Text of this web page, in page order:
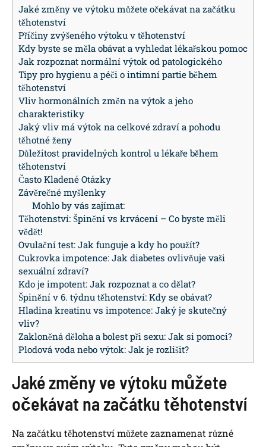
Jaké změny ve výtoku můžete očekávat na začátku
těhotenství
Příčiny zvýšeného výtoku v těhotenství
Kdy byste se měla obávat a vyhledat lékařskou pomoc
Jak rozpoznat normální výtok od patologického
Tipy pro hygienu a péči o intimní partie během
těhotenství
Vliv hormonálních změn na výtok a jeho
charakteristiky
Jaký vliv má výtok na celkové zdraví a pohodu
těhotné ženy
Důležitost pravidelných kontrol u lékaře během
těhotenství
Často Kladené Otázky
Závěrečné myšlenky
Mohlo by vás zajímat:
Těhotenství: Špinění vs krvácení – Co byste měli
vědět!
Ovulační test: Jak funguje a kdy ho použít?
Cukrovka impotence: Jak diabetes ovlivňuje vaši
sexuální zdraví?
Kdo je impotent: Jak rozpoznat a co dělat?
Špinění v 6. týdnu těhotenství: Kdy se obávat?
Hladina kreatinu vs impotence: Jaký je skutečný
vliv?
Zakloněná děloha a bolest při sexu: Jak si pomoci?
Plodová voda nebo výtok: Jak je rozlišit?
Jaké změny ve výtoku můžete
očekávat na začátku těhotenství
Na začátku těhotenství můžete zaznamenat různé